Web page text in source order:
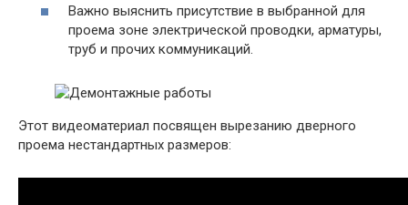
Важно выяснить присутствие в выбранной для
проема зоне электрической проводки, арматуры,
труб и прочих коммуникаций.
Этот видеоматериал посвящен вырезанию дверного
проема нестандартных размеров: